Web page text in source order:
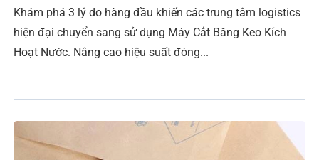
Khám phá 3 lý do hàng đầu khiến các trung tâm logistics
hiện đại chuyển sang sử dụng Máy Cắt Băng Keo Kích
Hoạt Nước. Nâng cao hiệu suất đóng...